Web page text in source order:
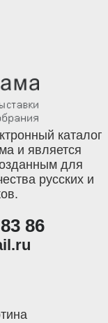
каталог
и является
для
русских и
86